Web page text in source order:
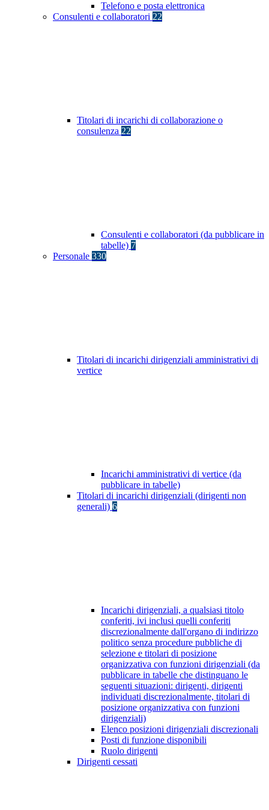
Telefono e posta elettronica
Consulenti e collaboratori 22
Titolari di incarichi di collaborazione o
consulenza 22
Consulenti e collaboratori (da pubblicare in
tabelle) 7
Personale 330
Titolari di incarichi dirigenziali amministrativi di
vertice
Incarichi amministrativi di vertice (da
pubblicare in tabelle)
Titolari di incarichi dirigenziali (dirigenti non
generali) 6
Incarichi dirigenziali, a qualsiasi titolo
conferiti, ivi inclusi quelli conferiti
discrezionalmente dall'organo di indirizzo
politico senza procedure pubbliche di
selezione e titolari di posizione
organizzativa con funzioni dirigenziali (da
pubblicare in tabelle che distinguano le
seguenti situazioni: dirigenti, dirigenti
individuati discrezionalmente, titolari di
posizione organizzativa con funzioni
dirigenziali)
Elenco posizioni dirigenziali discrezionali
Posti di funzione disponibili
Ruolo dirigenti
Dirigenti cessati